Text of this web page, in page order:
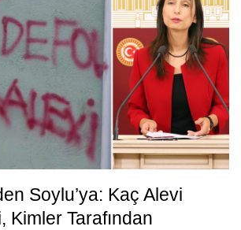
Soylu’ya: Kaç Alevi
Kimler Tarafından